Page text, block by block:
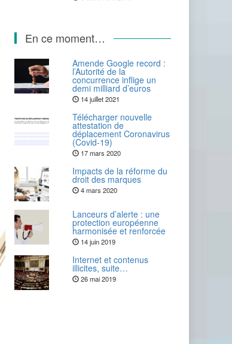
En ce moment…
Amende Google record :
l’Autorité de la
concurrence inflige un
demi milliard d’euros
14 juillet 2021
Télécharger nouvelle
attestation de
déplacement Coronavirus
(Covid-19)
17 mars 2020
Impacts de la réforme du
droit des marques
4 mars 2020
Lanceurs d’alerte : une
protection européenne
harmonisée et renforcée
14 juin 2019
Internet et contenus
illicites, suite…
26 mai 2019